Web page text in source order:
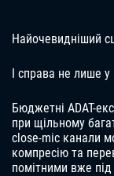
Найочевидніший
І справа не лише у
Бюджетні ADAT-
при щільному
close-mic канали
компресію та
помітними вже